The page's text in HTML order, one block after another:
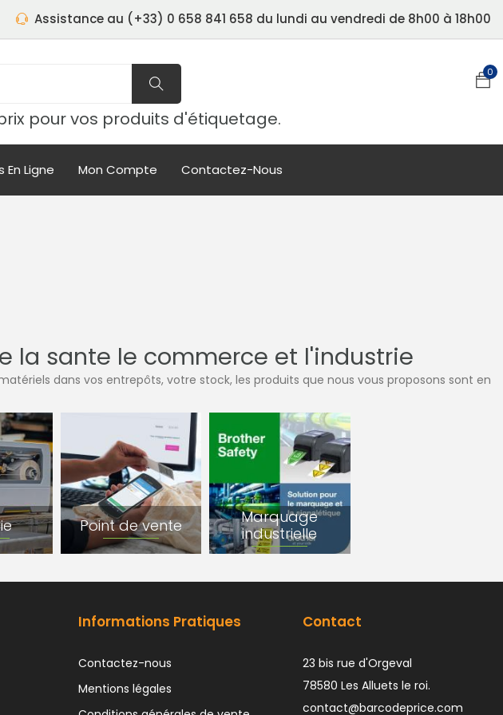
Assistance au (+33) 0 658 841 658 du lundi au vendredi de 8h00 à 18h00
pour vos produits d'étiquetage.
0
En Ligne Mon Compte Contactez-Nous
la sante le commerce et l'industrie
dans vos entrepôts, votre stock, les produits que nous vous proposons sont en
Point de vente
Marquage
industrielle
Informations Pratiques
Contactez-nous
Mentions légales
Contact
23 bis rue d'Orgeval
78580 Les Alluets le roi.
contact@barcodeprice.com